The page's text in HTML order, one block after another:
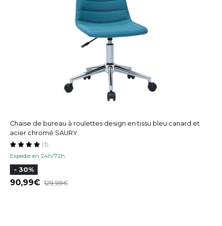
Chaise de bureau à roulettes design en tissu bleu canard et
acier chromé SAURY
Expedié en 24h/72h
(3)
- 30%
90,99 129,99